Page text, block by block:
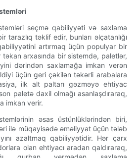
seçmə qabiliyyəti və saxlama
tarazlıq təklif edir, bunları əlçatanlığı
artırmaq üçün populyar bir
təkan arxasında bir sistemdə, paletlər,
dərindən saxlamağa imkan verən
üçün geri çəkilən təkərli arabalara
ilk alt paltarı gəzməyə ehtiyac
paletə daxil olmağı asanlaşdıraraq,
imkan verir.
əsas üstünlüklərindən biri,
ilə müqayisədə əməliyyat üçün tələb
azaltmaq qabiliyyətidir. Hər çarx
olan ehtiyacı aradan qaldıraraq,